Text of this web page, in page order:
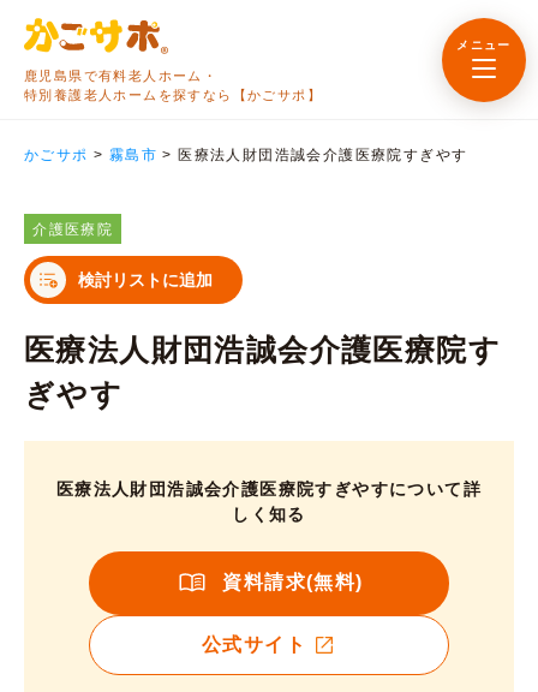
鹿児島県で有料老人ホーム・
特別養護老人ホームを探すなら【かごサポ】
メニュー
かごサポ > 霧島市 > 医療法人財団浩誠会介護医療院すぎやす
介護医療院
検討リストに追加
医療法人財団浩誠会介護医療院す
ぎやす
医療法人財団浩誠会介護医療院すぎやすについて詳
しく知る
資料請求(無料)
公式サイト